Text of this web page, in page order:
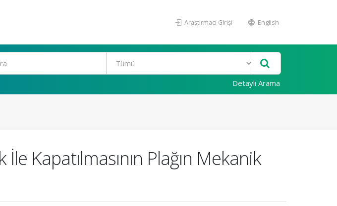
Araştırmacı Girişi English
Detaylı Arama
Kapatılmasının Plağın Mekanik